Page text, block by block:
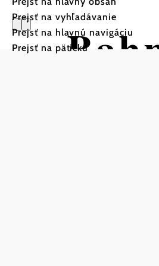
Prejsť na vyhľadávanie
Prejsť na hlavnú navigáciu
Prejsť na pätičku